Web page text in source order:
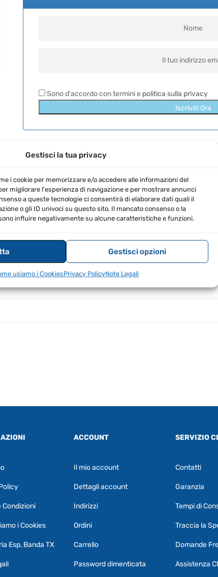
Gestisci la tua privacy
i cookie per memorizzare e/o accedere alle informazioni del
migliorare l'esperienza di navigazione e per mostrare annunci
a queste tecnologie ci consentirà di elaborare dati quali il
o gli ID univoci su questo sito. Il mancato consenso o la
influire negativamente su alcune caratteristiche e funzioni.
Gestisci opzioni
usiamo i CookiesPrivacy PolicyNote Legali
Sono d'accordo con termini e politica sulla privacy
Iscriviti Ora
(0)
tra due prese N femmina, garantendo una
Condizioni
i Cookies
Esp, Banda TX
ACCOUNT
Il mio account
Dettagli account
Indirizzi
Ordini
Carrello
Password dimenticata
SERVIZIO
Contatti
Garanzia
Tempi di
Traccia la
Domande
Assistenza